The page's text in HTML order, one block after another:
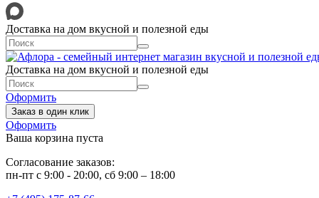
Доставка на дом вкусной и полезной еды
Доставка на дом вкусной и полезной еды
Оформить
Заказ в один клик
Оформить
Ваша корзина пуста
Согласование заказов:
пн-пт с 9:00 - 20:00, сб 9:00 – 18:00